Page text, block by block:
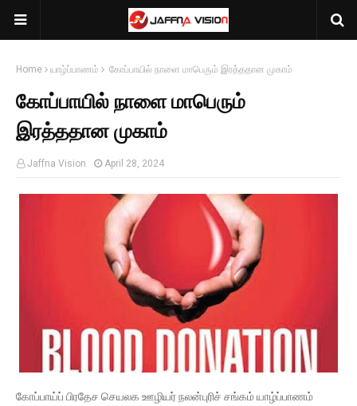
Home யாழ்ப்பாணம் கோப்பாயில் நாளை மாபெரும் இரத்ததான முகாம்
கோப்பாயில் நாளை மாபெரும்
இரத்ததான முகாம்
Jaffna Vision April 28, 2024
கோப்பாய்ப் பிரதேச செயலக ஊழியர் நலன்புரிச் சங்கம் யாழ்ப்பாணம்